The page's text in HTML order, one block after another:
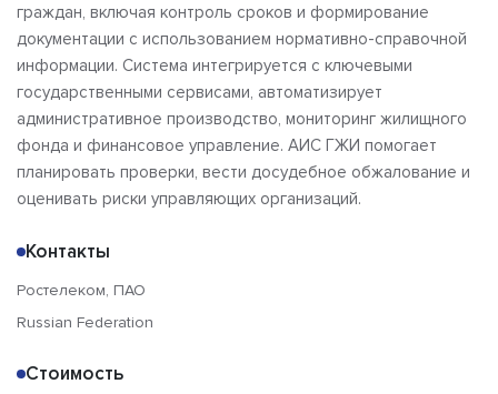
граждан, включая контроль сроков и формирование
документации с использованием нормативно-справочной
информации. Система интегрируется с ключевыми
государственными сервисами, автоматизирует
административное производство, мониторинг жилищного
фонда и финансовое управление. АИС ГЖИ помогает
планировать проверки, вести досудебное обжалование и
оценивать риски управляющих организаций.
Контакты
Ростелеком, ПАО
Russian Federation
Стоимость